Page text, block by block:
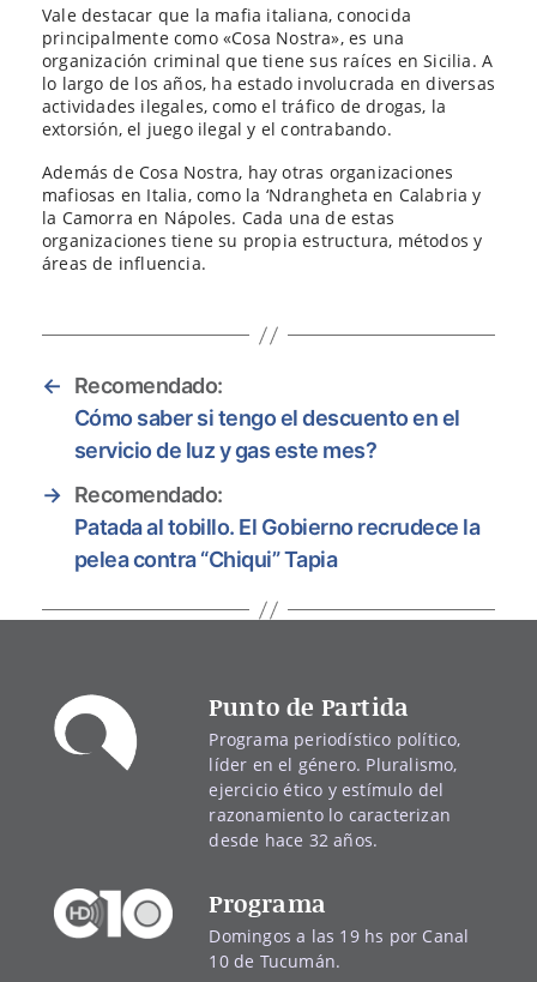
Vale destacar que la mafia italiana, conocida
principalmente como «Cosa Nostra», es una
organización criminal que tiene sus raíces en Sicilia. A
lo largo de los años, ha estado involucrada en diversas
actividades ilegales, como el tráfico de drogas, la
extorsión, el juego ilegal y el contrabando.
Además de Cosa Nostra, hay otras organizaciones
mafiosas en Italia, como la ‘Ndrangheta en Calabria y
la Camorra en Nápoles. Cada una de estas
organizaciones tiene su propia estructura, métodos y
áreas de influencia.
←
Recomendado:
Cómo saber si tengo el descuento en el
servicio de luz y gas este mes?
→ Recomendado:
Patada al tobillo. El Gobierno recrudece la
pelea contra “Chiqui” Tapia
Punto de Partida
Programa periodístico político,
líder en el género. Pluralismo,
ejercicio ético y estímulo del
razonamiento lo caracterizan
desde hace 32 años.
Programa
Domingos a las 19 hs por Canal
10 de Tucumán.